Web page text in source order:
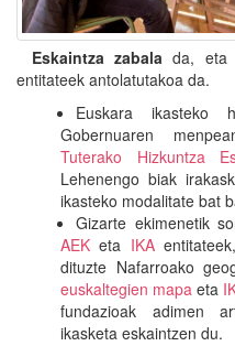
Eskaintza zabala da, eta
entitateek antolatutakoa da.
Euskara ikasteko
Gobernuaren
Tuterako Hizkuntza
Lehenengo biak
ikasteko modalitate bat
Gizarte ekimenetik
AEK eta IKA
dituzte Nafarroako
euskaltegien mapa eta
fundazioak adimen
ikasketa eskaintzen du.